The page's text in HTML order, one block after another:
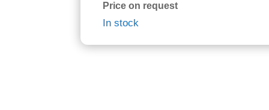
Price on request
In stock